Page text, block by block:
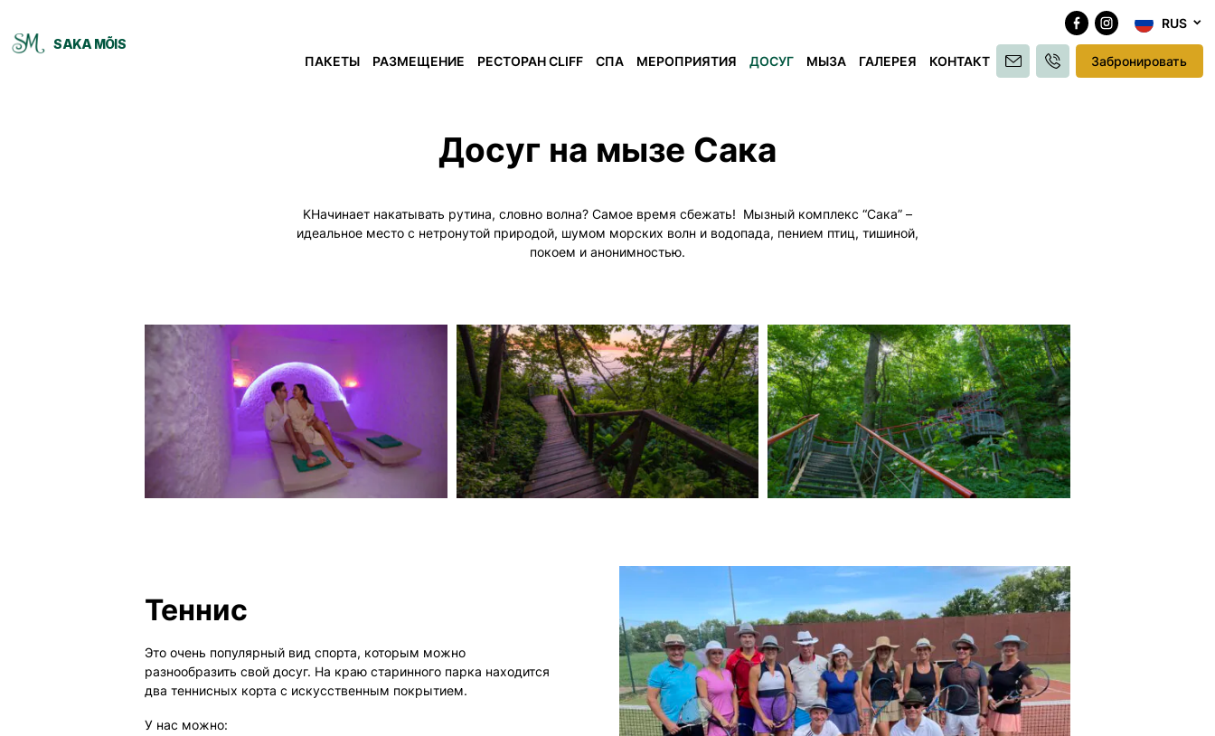
SAKA MÕIS
ПАКЕТЫ
РАЗМЕЩЕНИЕ РЕСТОРАН CLIFF СПА МЕРОПРИЯТИЯ ДОСУГ МЫЗА ГАЛЕРЕЯ КОНТАКТ
RUS
Забронировать
Досуг на мызе Сака
KНачинает накатывать рутина, словно волна? Самое время сбежать! Мызный комплекс “Сака” –
идеальное место с нетронутой природой, шумом морских волн и водопада, пением птиц, тишиной,
покоем и анонимностью.
Теннис
Это очень популярный вид спорта, которым можно
разнообразить свой досуг. На краю старинного парка находится
два теннисных корта с искусственным покрытием.
У нас можно: